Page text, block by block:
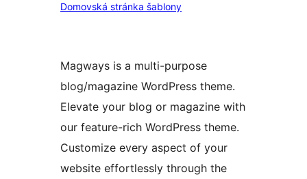
Domovská stránka šablony
Magways is a multi-purpose
blog/magazine WordPress theme.
Elevate your blog or magazine with
our feature-rich WordPress theme.
Customize every aspect of your
website effortlessly through the